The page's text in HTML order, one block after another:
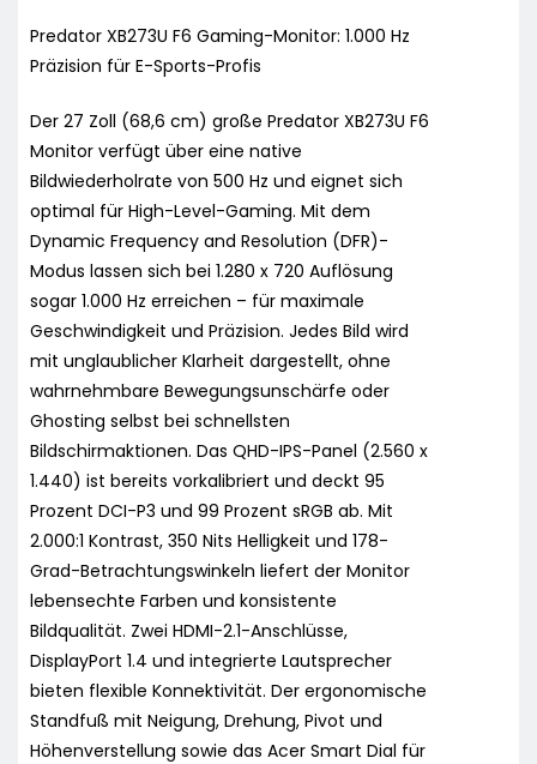
Predator XB273U F6 Gaming-Monitor: 1.000 Hz
Präzision für E-Sports-Profis
Der 27 Zoll (68,6 cm) große Predator XB273U F6
Monitor verfügt über eine native
Bildwiederholrate von 500 Hz und eignet sich
optimal für High-Level-Gaming. Mit dem
Dynamic Frequency and Resolution (DFR)-
Modus lassen sich bei 1.280 x 720 Auflösung
sogar 1.000 Hz erreichen – für maximale
Geschwindigkeit und Präzision. Jedes Bild wird
mit unglaublicher Klarheit dargestellt, ohne
wahrnehmbare Bewegungsunschärfe oder
Ghosting selbst bei schnellsten
Bildschirmaktionen. Das QHD-IPS-Panel (2.560 x
1.440) ist bereits vorkalibriert und deckt 95
Prozent DCI-P3 und 99 Prozent sRGB ab. Mit
2.000:1 Kontrast, 350 Nits Helligkeit und 178-
Grad-Betrachtungswinkeln liefert der Monitor
lebensechte Farben und konsistente
Bildqualität. Zwei HDMI-2.1-Anschlüsse,
DisplayPort 1.4 und integrierte Lautsprecher
bieten flexible Konnektivität. Der ergonomische
Standfuß mit Neigung, Drehung, Pivot und
Höhenverstellung sowie das Acer Smart Dial für